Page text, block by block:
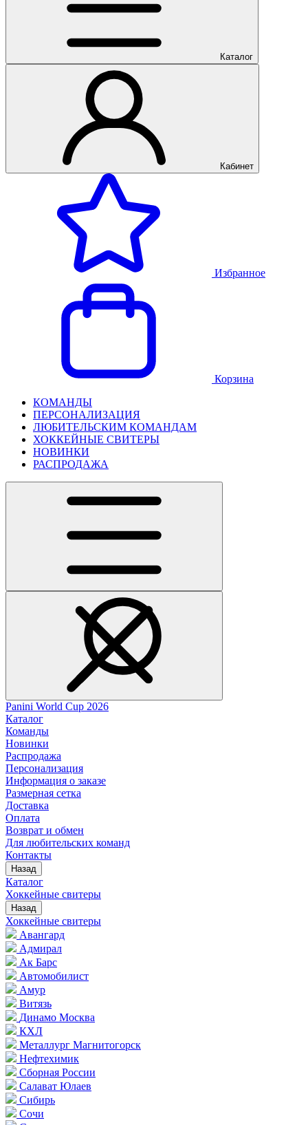
Каталог
Кабинет
Избранное
Корзина
КОМАНДЫ
ПЕРСОНАЛИЗАЦИЯ
ЛЮБИТЕЛЬСКИМ КОМАНДАМ
ХОККЕЙНЫЕ СВИТЕРЫ
НОВИНКИ
РАСПРОДАЖА
Panini World Cup 2026
Каталог
Команды
Новинки
Распродажа
Персонализация
Информация о заказе
Размерная сетка
Доставка
Оплата
Возврат и обмен
Для любительских команд
Контакты
Назад
Каталог
Хоккейные свитеры
Назад
Хоккейные свитеры
Авангард
Адмирал
Ак Барс
Автомобилист
Амур
Витязь
Динамо Москва
КХЛ
Металлург Магнитогорск
Нефтехимик
Сборная России
Салават Юлаев
Сибирь
Сочи